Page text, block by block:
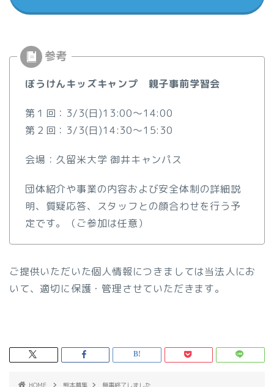
ぼうけんキッズキャンプ 親子事前学習会
第１回：3/3(日)13:00～14:00
第２回：3/3(日)14:30～15:30
会場：久留米大学 御井キャンパス
団体紹介や事業の内容および安全体制の詳細説
明、質疑応答、スタッフとの顔合わせを行う予
定です。（ご参加は任意）
ご提供いただいた個人情報につきましては当法人にお
いて、適切に保護・管理させていただきます。
HOME 熊本募集
無事終了しました